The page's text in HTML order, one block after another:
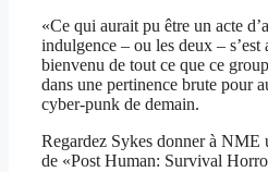
«Ce qui aurait pu être un acte
indulgence – ou les deux – s’est
bienvenu de tout ce que ce
dans une pertinence brute pour
cyber-punk de demain.
Regardez Sykes donner à NME
de «Post Human: Survival